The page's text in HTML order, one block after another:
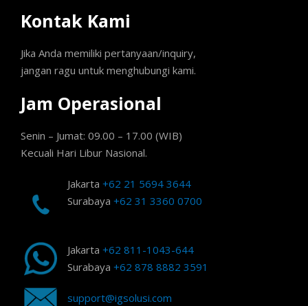
Kontak Kami
Jika Anda memiliki pertanyaan/inquiry,
jangan ragu untuk menghubungi kami.
Jam Operasional
Senin – Jumat: 09.00 – 17.00 (WIB)
Kecuali Hari Libur Nasional.
Jakarta +62 21 5694 3644
Surabaya +62 31 3360 0700
Jakarta +62 811-1043-644
Surabaya +62 878 8882 3591
support@igsolusi.com